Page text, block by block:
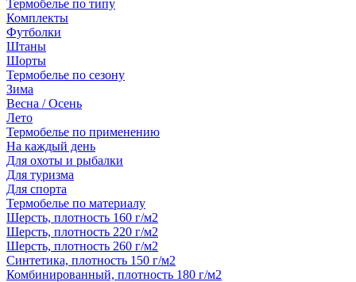
Термобелье по типу
Комплекты
Футболки
Штаны
Шорты
Термобелье по сезону
Зима
Весна / Осень
Лето
Термобелье по применению
На каждый день
Для охоты и рыбалки
Для туризма
Для спорта
Термобелье по материалу
Шерсть, плотность 160 г/м2
Шерсть, плотность 220 г/м2
Шерсть, плотность 260 г/м2
Синтетика, плотность 150 г/м2
Комбинированный, плотность 180 г/м2